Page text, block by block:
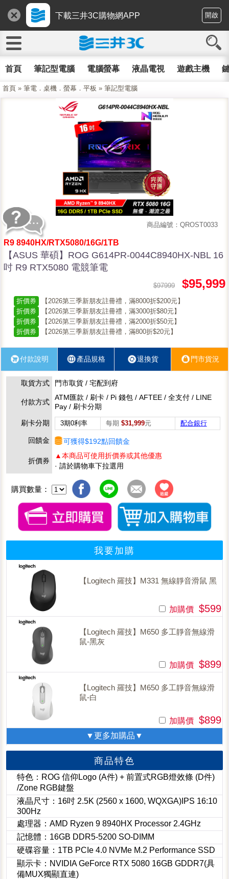
下載三井3C購物網APP 開啟
首頁 筆記型電腦 電腦螢幕 液晶電視 遊戲主機
首頁 » 筆電．桌機．螢幕．平板 » 筆記型電腦
商品編號：QROST0033
R9 8940HX/RTX5080/16G/1TB
【ASUS 華碩】ROG G614PR-0044C8940HX-NBL 16
吋 R9 RTX5080 電競筆電
$97999 $95,999
折價券
【2026第三季新朋友註冊禮，滿8000折$200元】
折價券
【2026第三季新朋友註冊禮，滿3000折$80元】
折價券
【2026第三季新朋友註冊禮，滿2000折$50元】
折價券
【2026第三季新朋友註冊禮，滿800折$20元】
付款說明 產品規格 退換貨 門市貨況
取貨方式 門市取貨 / 宅配到府
付款方式
ATM匯款 / 刷卡 / Pi 錢包 / AFTEE / 全支付 / LINE
Pay / 刷卡分期
刷卡分期
3期0利率 每期 $31,999元 配合銀行
回饋金 可獲得$192點回饋金
折價券
▲本商品可使用折價券或其他優惠
· 請於購物車下拉選用
購買數量：
我要加購
【Logitech 羅技】M331 無線靜音滑鼠 黑
加購價 $599
【Logitech 羅技】M650 多工靜音無線滑
鼠-黑灰
加購價 $899
【Logitech 羅技】M650 多工靜音無線滑
鼠-白
加購價 $899
▼更多加購品▼
商品特色
特色：ROG 信仰Logo (A件) + 前置式RGB燈效條 (D件)
/Zone RGB鍵盤
液晶尺寸：16吋 2.5K (2560 x 1600, WQXGA)IPS 16:10
300Hz
處理器：AMD Ryzen 9 8940HX Processor 2.4GHz
記憶體：16GB DDR5-5200 SO-DIMM
硬碟容量：1TB PCIe 4.0 NVMe M.2 Performance SSD
顯示卡：NVIDIA GeForce RTX 5080 16GB GDDR7(具
備MUX獨顯直連)